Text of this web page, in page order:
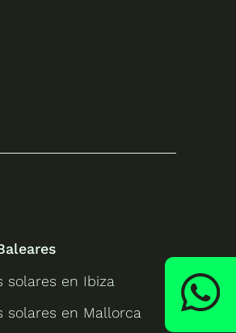
solares en Ibiza
solares en Mallorca